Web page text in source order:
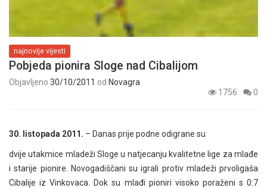
najnovije vijesti
Pobjeda pionira Sloge nad Cibalijom
Objavljeno 30/10/2011 od Novagra
1756
0
30. listopada 2011. – Danas prije podne odigrane su
dvije utakmice mladeži Sloge u natjecanju kvalitetne lige za mlađe
i starije pionire. Novogadiščani su igrali protiv mladeži prvoligaša
Cibalije iz Vinkovaca. Dok su mlađi pioniri visoko poraženi s 0:7